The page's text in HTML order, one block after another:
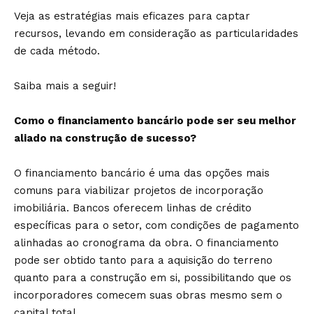
Veja as estratégias mais eficazes para captar
recursos, levando em consideração as particularidades
de cada método.
Saiba mais a seguir!
Como o financiamento bancário pode ser seu melhor
aliado na construção de sucesso?
O financiamento bancário é uma das opções mais
comuns para viabilizar projetos de incorporação
imobiliária. Bancos oferecem linhas de crédito
específicas para o setor, com condições de pagamento
alinhadas ao cronograma da obra. O financiamento
pode ser obtido tanto para a aquisição do terreno
quanto para a construção em si, possibilitando que os
incorporadores comecem suas obras mesmo sem o